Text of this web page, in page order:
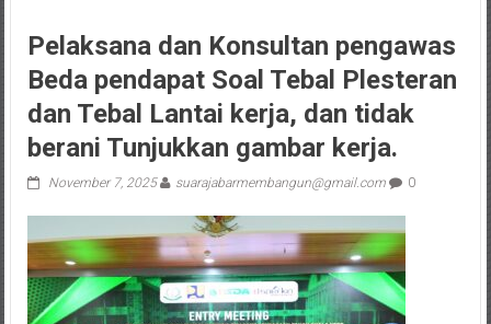
Pelaksana dan Konsultan pengawas
Beda pendapat Soal Tebal Plesteran
dan Tebal Lantai kerja, dan tidak
berani Tunjukkan gambar kerja.
November 7, 2025 suarajabarmembangun@gmail.com 0